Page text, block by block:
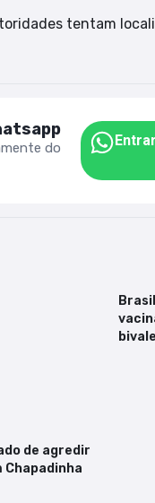
tentam
do
de agredir
Chapadinha